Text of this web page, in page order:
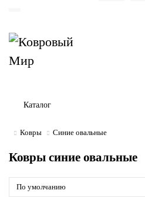
Каталог
Ковры Синие овальные
Ковры синие овальные